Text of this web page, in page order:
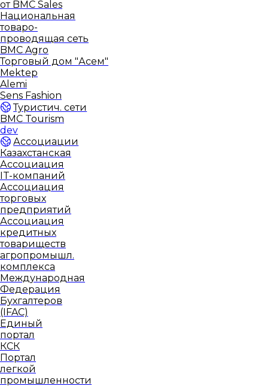
от BMC Sales
Национальная
товаро-
проводящая сеть
BMC Agro
Торговый дом "Асем"
Mektep
Alemi
Sens Fashion
Туристич. сети
BMC Tourism
dev
Ассоциации
Казахстанская
Ассоциация
IT-компаний
Ассоциация
торговых
предприятий
Ассоциация
кредитных
товариществ
агропромышл.
комплекса
Международная
Федерация
Бухгалтеров
(IFAC)
Единый
портал
КСК
Портал
легкой
промышленности